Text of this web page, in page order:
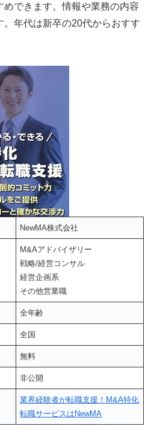
めできます。情報や業務の内容
年代は新卒の20代からおすす
NewMA株式会社
M&Aアドバイザリー
戦略/経営コンサル
経営企画系
その他営業職
全年齢
全国
無料
非公開
業界経験者が転職支援！M&A特化
転職サービスはNewMA